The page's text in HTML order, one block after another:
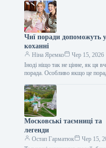
Чиї поради допоможуть у
коханні
Ніна Яремко
Чер 15, 2026
Іноді ніщо так не цінне, як ця
порада. Особливо якщо це
косметолога, тренера, стиліста…
Московські таємниці та
легенди
Остап Гарматюк
Чер 15,